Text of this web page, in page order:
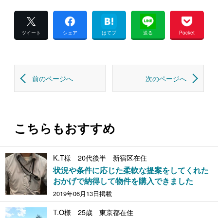
ツイート シェア はてブ 送る Pocket
前のページへ 次のページへ
こちらもおすすめ
K.T様 20代後半 新宿区在住
状況や条件に応じた柔軟な提案をしてくれた
おかげで納得して物件を購入できました
2019年06月13日掲載
T.O様 25歳 東京都在住